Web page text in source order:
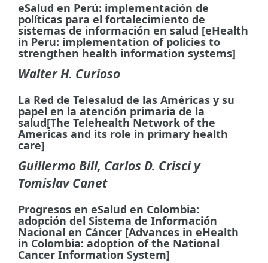
eSalud en Perú: implementación de
políticas para el fortalecimiento de
sistemas de información en salud [eHealth
in Peru: implementation of policies to
strengthen health information systems]
Walter H. Curioso
La Red de Telesalud de las Américas y su
papel en la atención primaria de la
salud[The Telehealth Network of the
Americas and its role in primary health
care]
Guillermo Bill, Carlos D. Crisci y
Tomislav Canet
Progresos en eSalud en Colombia:
adopción del Sistema de Información
Nacional en Cáncer [Advances in eHealth
in Colombia: adoption of the National
Cancer Information System]